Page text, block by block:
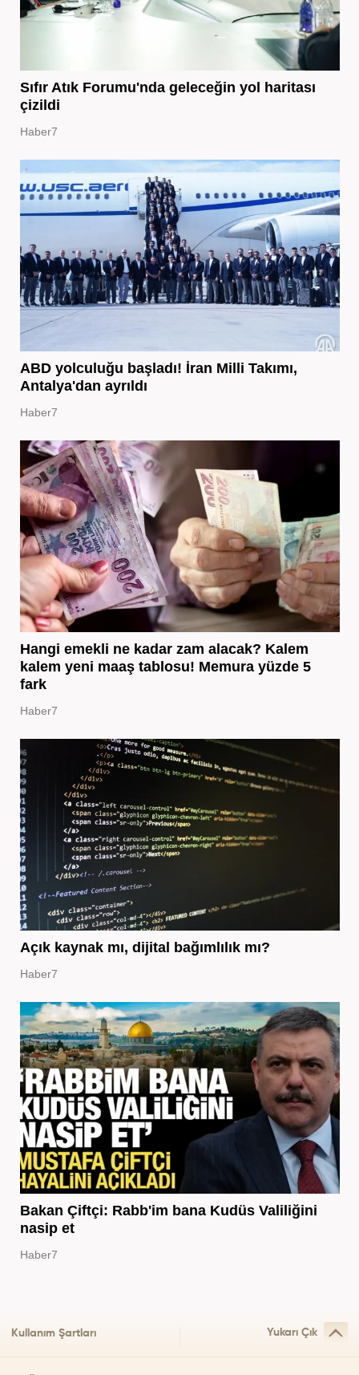
Sıfır Atık Forumu'nda geleceğin yol haritası
çizildi
Haber7
ABD yolculuğu başladı! İran Milli Takımı,
Antalya'dan ayrıldı
Haber7
Hangi emekli ne kadar zam alacak? Kalem
kalem yeni maaş tablosu! Memura yüzde 5
fark
Haber7
Açık kaynak mı, dijital bağımlılık mı?
Haber7
Bakan Çiftçi: Rabb'im bana Kudüs Valiliğini
nasip et
Haber7
Kullanım Şartları Yukarı Çık